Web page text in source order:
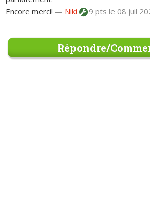
Encore merci! — Niki 9 ptsle 08 juil
Répondre/